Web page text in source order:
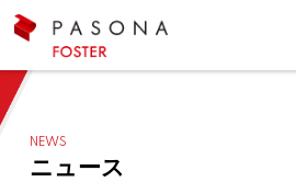
NEWS
ニュース